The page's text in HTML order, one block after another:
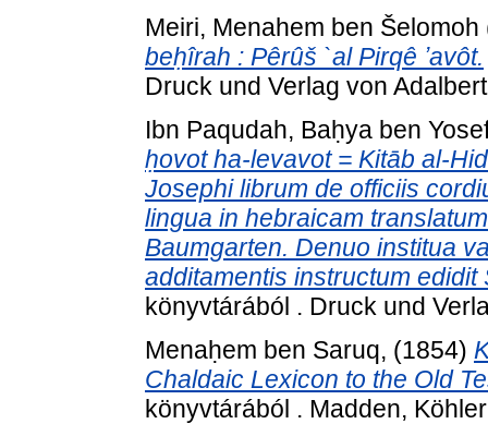
Meiri, Menahem ben Šelomoh
beḥîrah : Pêrûš `al Pirqê ʼavôt.
Druck und Verlag von
Ibn Paqudah, Baḥya ben
ḥovot ha-levavot = Kitāb al-
Josephi librum de officiis
lingua in hebraicam
Baumgarten. Denuo institua
additamentis instructum edidit
könyvtárából . Druck und
Menaḥem ben Saruq, (1854)
Chaldaic Lexicon to the Old
könyvtárából . Madden,